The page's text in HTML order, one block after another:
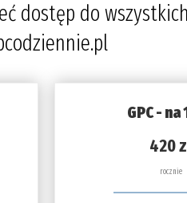
dostęp do
GPC - na
420
rocznie